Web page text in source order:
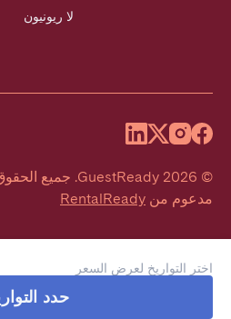
اختر التواريخ لعرض السعر
حدد
لا ريونيون
©
2026
GuestReady
. جميع
مدعوم من RentalReady